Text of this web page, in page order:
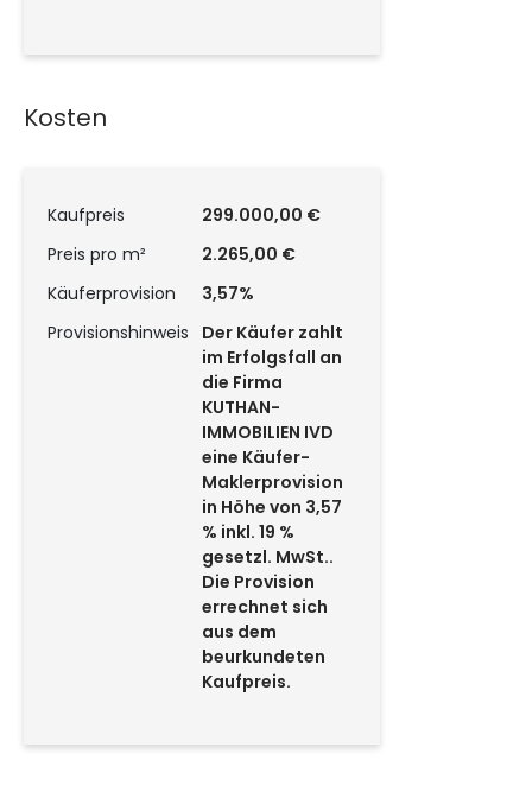
Kosten
Kaufpreis
299.000,00 €
Preis pro m²
2.265,00 €
Käuferprovision
3,57%
Provisionshinweis
Der Käufer zahlt
im Erfolgsfall an
die Firma
KUTHAN-
IMMOBILIEN IVD
eine Käufer-
Maklerprovision
in Höhe von 3,57
% inkl. 19 %
gesetzl. MwSt..
Die Provision
errechnet sich
aus dem
beurkundeten
Kaufpreis.